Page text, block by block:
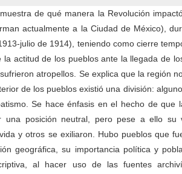
de qué manera la Revolución
actualmente a la Ciudad de México),
julio de 1914), teniendo como cierre
la actitud de los pueblos ante la llegada de
atropellos. Se explica que la región
de los pueblos existió una división:
Se hace énfasis en el hecho de que
una posición neutral, pero pese a ello su
y otros se exiliaron. Hubo pueblos que
geográfica, su importancia política y
al hacer uso de las fuentes